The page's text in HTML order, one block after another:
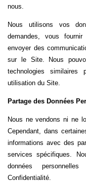
nous.
Nous utilisons vos
demandes, vous
envoyer des
sur le Site. Nous
technologies
utilisation du Site.
Partage des Données
Nous ne vendons ni ne
Cependant, dans
informations avec des
services spécifiques.
données
Confidentialité.